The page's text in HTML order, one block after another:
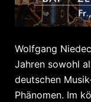
Wolfgang
Jahren sowohl
deutschen
Phänomen. Im